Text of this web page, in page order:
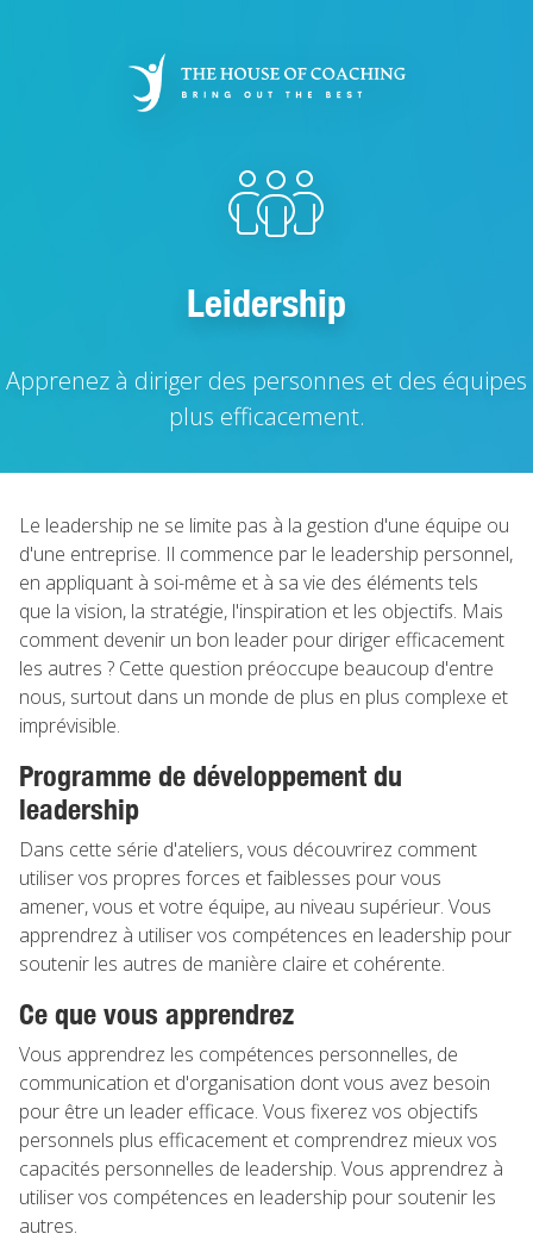
Leidership
Apprenez à diriger des personnes et des équipes
plus efficacement.
Le leadership ne se limite pas à la gestion d'une équipe ou
d'une entreprise. Il commence par le leadership personnel,
en appliquant à soi-même et à sa vie des éléments tels
que la vision, la stratégie, l'inspiration et les objectifs. Mais
comment devenir un bon leader pour diriger efficacement
les autres ? Cette question préoccupe beaucoup d'entre
nous, surtout dans un monde de plus en plus complexe et
imprévisible.
Programme de développement du
leadership
Dans cette série d'ateliers, vous découvrirez comment
utiliser vos propres forces et faiblesses pour vous
amener, vous et votre équipe, au niveau supérieur. Vous
apprendrez à utiliser vos compétences en leadership pour
soutenir les autres de manière claire et cohérente.
Ce que vous apprendrez
Vous apprendrez les compétences personnelles, de
communication et d'organisation dont vous avez besoin
pour être un leader efficace. Vous fixerez vos objectifs
personnels plus efficacement et comprendrez mieux vos
capacités personnelles de leadership. Vous apprendrez à
utiliser vos compétences en leadership pour soutenir les
autres.